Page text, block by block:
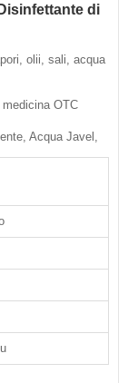
di
olii, sali, acqua
OTC
Acqua Javel,